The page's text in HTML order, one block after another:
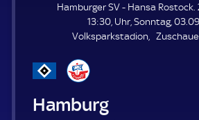
E
L
E
N
Hamburger SV - Hansa Rostock.
13:30, Uhr, Sonntag,
Volksparkstadion
Hamburger SV